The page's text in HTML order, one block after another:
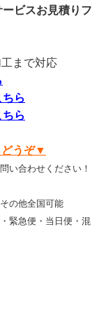
ビスお見積りフ
まで対応
ちら
ちら
うぞ▼
い合わせください！
の他全国可能
緊急便・当日便・混